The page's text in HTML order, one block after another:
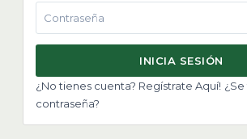
INICIA SESIÓN
¿No tienes cuenta? Regístrate Aquí!
contraseña?